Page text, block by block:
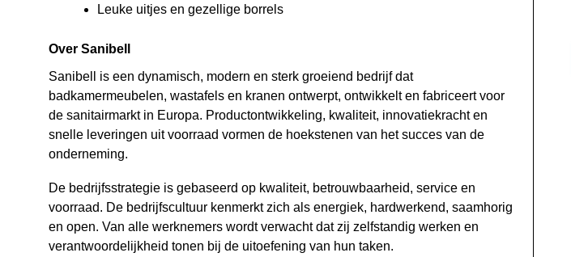
Leuke uitjes en gezellige borrels
Over Sanibell
Sanibell is een dynamisch, modern en sterk groeiend bedrijf dat
badkamermeubelen, wastafels en kranen ontwerpt, ontwikkelt en fabriceert voor
de sanitairmarkt in Europa. Productontwikkeling, kwaliteit, innovatiekracht en
snelle leveringen uit voorraad vormen de hoekstenen van het succes van de
onderneming.
De bedrijfsstrategie is gebaseerd op kwaliteit, betrouwbaarheid, service en
voorraad. De bedrijfscultuur kenmerkt zich als energiek, hardwerkend, saamhorig
en open. Van alle werknemers wordt verwacht dat zij zelfstandig werken en
verantwoordelijkheid tonen bij de uitoefening van hun taken.